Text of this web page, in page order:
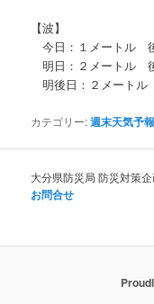
【波】
今日：１メートル
明日：２メートル
明後日：２メート
カテゴリー:週末天気予報
大分県防災局 防災対策
お問合せ